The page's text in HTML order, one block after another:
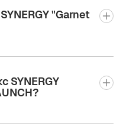
"Garnet
SYNERGY